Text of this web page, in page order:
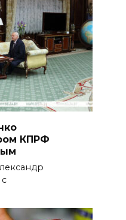
КПРФ